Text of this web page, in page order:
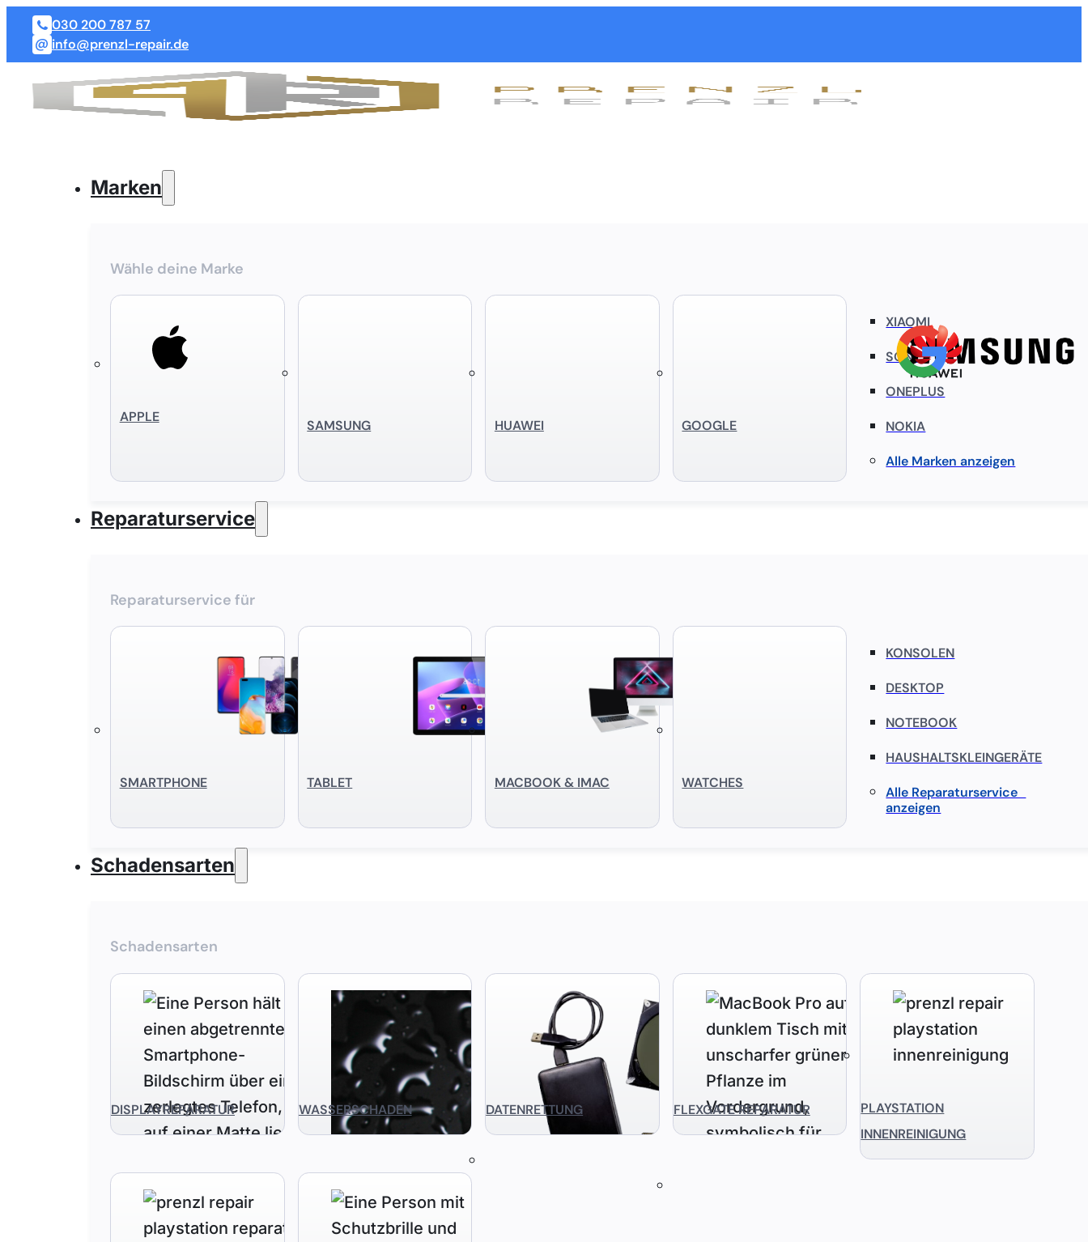
030 200 787 57
info@prenzl-repair.de
Marken
Wähle deine Marke
APPLE SAMSUNG HUAWEI GOOGLE
XIAOMI
SONY
ONEPLUS
NOKIA
Alle Marken anzeigen
Reparaturservice
Reparaturservice für
SMART­PHONE TABLET MACBOOK & IMAC WATCHES
KONSOLEN
DESKTOP
NOTEBOOK
HAUSHALTSKLEINGERÄTE
Alle Reparaturservice
anzeigen
Schadensarten
Schadensarten
DISPLAYREPARATUR WASSERSCHADEN DATENRETTUNG FLEXGATE REPARATUR
PLAYSTATION
INNENREINIGUNG